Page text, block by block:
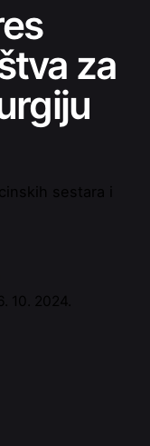
za
sestara i
10. 2024.